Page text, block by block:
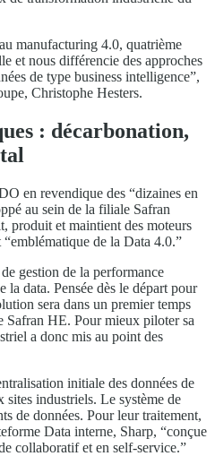
manufacturing 4.0, quatrième
et nous différencie des approches
de type business intelligence”,
Christophe Hesters.
: décarbonation,
en revendique des “dizaines en
au sein de la filiale Safran
produit et maintient des moteurs
de la Data 4.0.”
gestion de la performance
la data. Pensée dès le départ pour
sera dans un premier temps
Safran HE. Pour mieux piloter sa
a donc mis au point des
initiale des données de
industriels. Le système de
de données. Pour leur traitement,
Data interne, Sharp, “conçue
collaboratif et en self-service.”